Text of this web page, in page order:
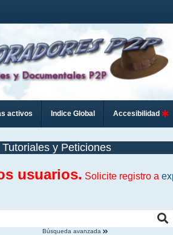
activos Indice Global Accesibilidad
y Peticiones
usuarios. Solicite registro a
Búsqueda avanzada